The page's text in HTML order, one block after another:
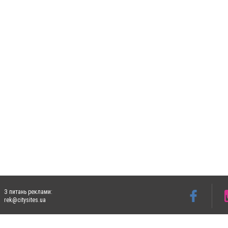
З питань реклами:
rek@citysites.ua